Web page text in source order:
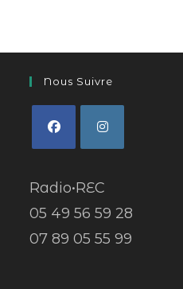
Nous Suivre
Radio•REC
05 49 56 59 28
07 89 05 55 99